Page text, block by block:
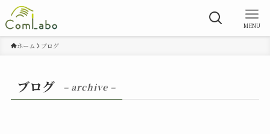
MENU
ホーム ブログ
ブログ – archive –